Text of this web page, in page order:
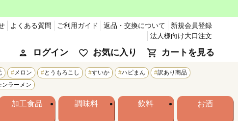
よくある質問 ご利用ガイド 返品・交換について
新規会員登録
法人様向け大口注文
ログイン お気に入り カートを見る
メロン とうもろこし すいか ハピまん
訳あり商品
ンラーメン
加工食品 調味料 飲料 お酒